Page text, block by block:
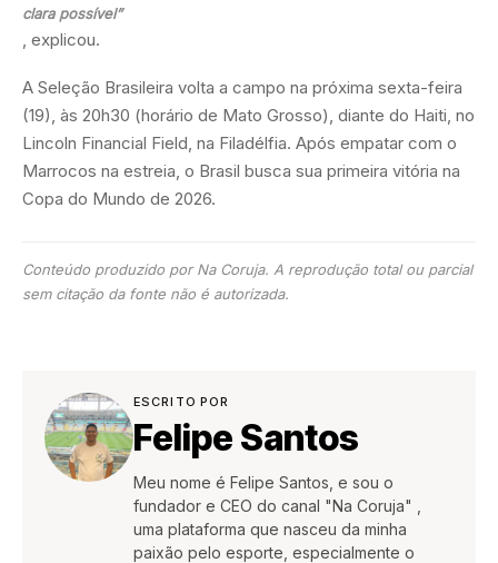
clara possível”
, explicou.
A Seleção Brasileira volta a campo na próxima sexta-feira
(19), às 20h30 (horário de Mato Grosso), diante do Haiti, no
Lincoln Financial Field, na Filadélfia. Após empatar com o
Marrocos na estreia, o Brasil busca sua primeira vitória na
Copa do Mundo de 2026.
Conteúdo produzido por Na Coruja. A reprodução total ou parcial
sem citação da fonte não é autorizada.
ESCRITO POR
Felipe Santos
Meu nome é Felipe Santos, e sou o
fundador e CEO do canal "Na Coruja" ,
uma plataforma que nasceu da minha
paixão pelo esporte, especialmente o